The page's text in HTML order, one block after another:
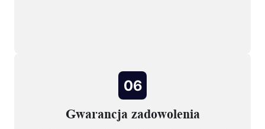
06
Gwarancja zadowolenia